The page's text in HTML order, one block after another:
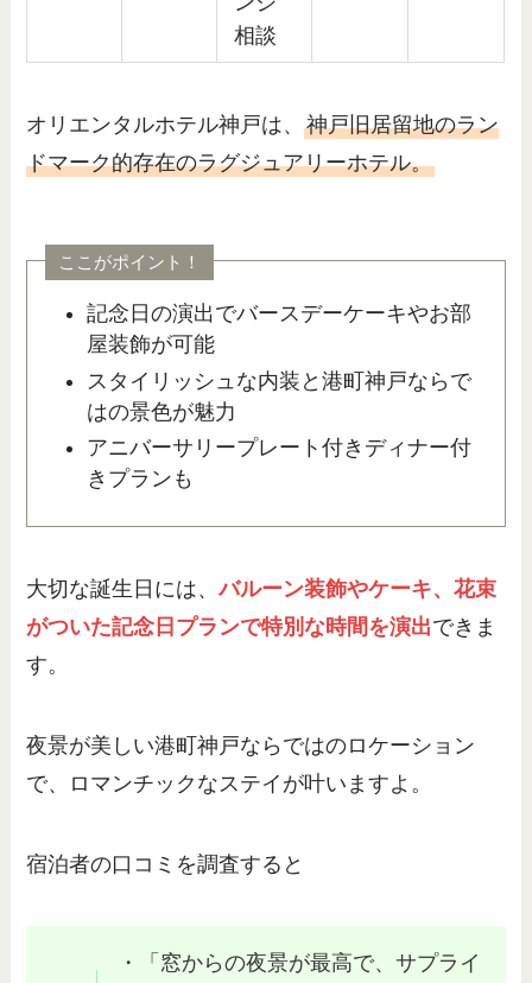
相談
オリエンタルホテル神戸は、神戸旧居留地のラン
ドマーク的存在のラグジュアリーホテル。
ここがポイント！
記念日の演出でバースデーケーキやお部
屋装飾が可能
スタイリッシュな内装と港町神戸ならで
はの景色が魅力
アニバーサリープレート付きディナー付
きプランも
大切な誕生日には、バルーン装飾やケーキ、花束
がついた記念日プランで特別な時間を演出できま
す。
夜景が美しい港町神戸ならではのロケーション
で、ロマンチックなステイが叶いますよ。
宿泊者の口コミを調査すると
・「窓からの夜景が最高で、サプライ